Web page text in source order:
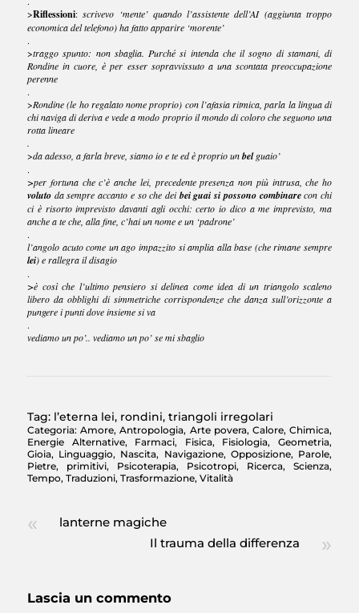
>Riflessioni:scrivevo ‘mente’ quando l’assistente dell’AI (aggiunta troppo
economica del telefono) ha fatto apparire ‘morente’
.
>traggo spunto: non sbaglia. Purché si intenda che il sogno di stamani, di
Rondine in cuore, è per esser sopravvissuto a una scontata preoccupazione
perenne
.
>Rondine (le ho regalato nome proprio) con l’afasia ritmica, parla la lingua di
chi naviga di deriva e vede a modo proprio il mondo di coloro che seguono una
rotta lineare
.
>da adesso, a farla breve, siamo io ete ed è proprio unbelguaio’
.
>per fortuna che c’è anche lei, precedente presenza non più intrusa, che ho
voluto da sempre accanto e so che deibei guai si possono combinarecon chi
ci è risorto imprevisto davanti agli occhi: certo io dico a me imprevisto, ma
anche a te che, alla fine, c’hai un nome e un ‘padrone’
.
l’angolo acuto come un ago impazzito si amplia alla base (che rimane sempre
lei) e rallegra il disagio
.
>è così che l’ultimo pensiero si delinea come idea di un triangolo scaleno
libero da obblighi di simmetriche corrispondenze che danza sull’orizzonte a
pungere i punti dove insieme si va
.
vediamo un po’.. vediamo un po’se mi sbaglio
Tag: l’eterna lei, rondini, triangoli irregolari
Categoria:Amore,Antropologia, Arte povera, Calore,Chimica,
Energie Alternative, Farmaci, Fisica, Fisiologia,Geometria,
Gioia, Linguaggio, Nascita, Navigazione, Opposizione, Parole,
Pietre, primitivi, Psicoterapia, Psicotropi, Ricerca, Scienza,
Tempo, Traduzioni, Trasformazione, Vitalità
lanterne magiche
Il trauma della differenza
Lascia un commento